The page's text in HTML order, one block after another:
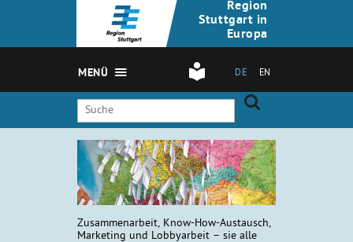
Region
Stuttgart in
Europa
DE EN
MENÜ
Zusammenarbeit, Know-How-Austausch,
Marketing und Lobbyarbeit – sie alle